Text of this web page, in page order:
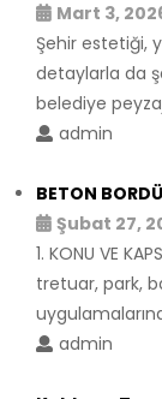
Mart 3,
Şehir estetiği,
detaylarla da
belediye
admin
BETON
Şubat 27,
1. KONU VE
tretuar, park,
admin